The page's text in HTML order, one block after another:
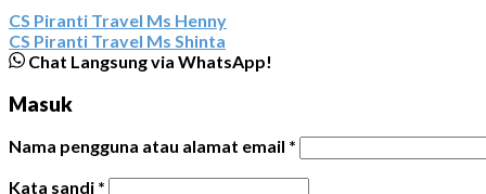
CS Piranti Travel Ms Henny
CS Piranti Travel Ms Shinta
Chat Langsung via WhatsApp!
Masuk
Nama pengguna atau alamat email *
Kata sandi *